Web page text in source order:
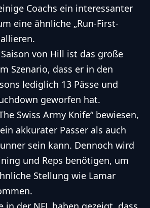
Coachs ein interessanter
eine ähnliche „Run-First-
von Hill ist das große
Szenario, dass er in den
lediglich 13 Pässe und
geworfen hat.
Swiss Army Knife“ bewiesen,
akkurater Passer als auch
sein kann. Dennoch wird
und Reps benötigen, um
Stellung wie Lamar